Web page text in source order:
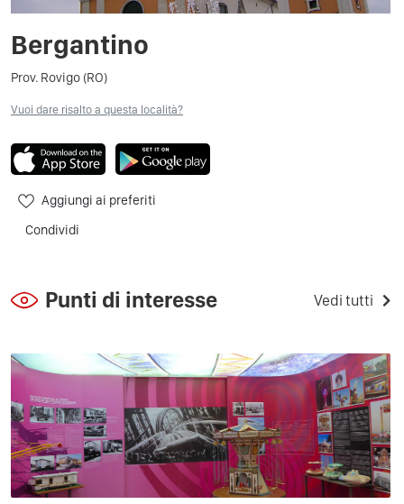
Bergantino
Prov. Rovigo (RO)
Vuoi dare risalto a questa località?
Aggiungi ai preferiti
Condividi
Punti di interesse Vedi tutti